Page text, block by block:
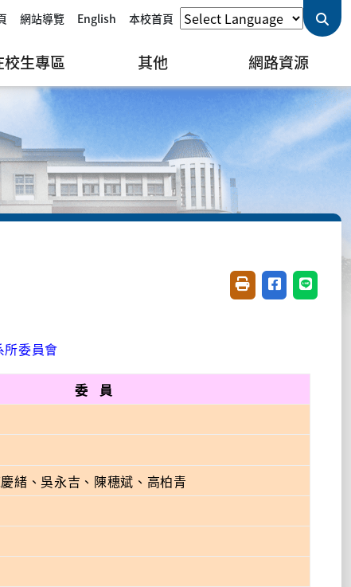
網站導覽 English 本校首頁
校生專區 其他 網路資源
友善列印(開新視窗)
分享至臉書(
分享至
委員會
委
員
緒、吳永吉、陳穗斌、高柏青